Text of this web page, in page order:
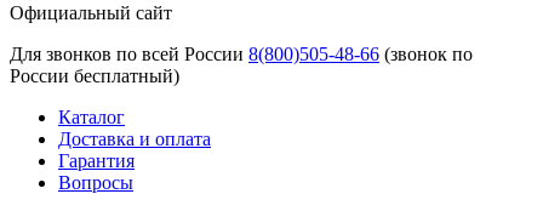
Официальный сайт
Для звонков по всей России 8(800)505-48-66 (звонок по
России бесплатный)
Каталог
Доставка и оплата
Гарантия
Вопросы